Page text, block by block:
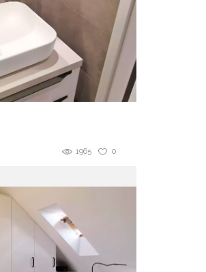
0
1965